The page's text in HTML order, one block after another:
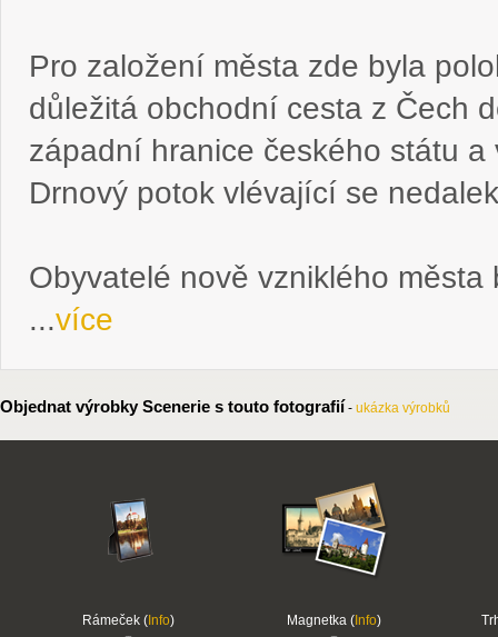
Pro založení města zde byla
důležitá obchodní cesta z Čech
západní hranice českého státu
Drnový potok vlévající se
Obyvatelé nově vzniklého
...více
Objednat výrobky Scenerie s touto fotografií - ukázka výrobků
Rámeček (Info) Magnetka (Info)